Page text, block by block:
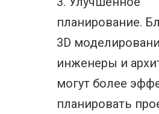
планирование.
3D
инженеры и
могут более
планировать